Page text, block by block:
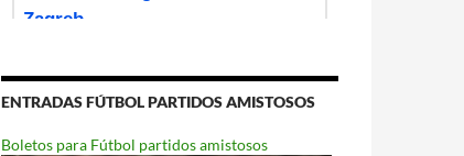
ENTRADAS FÚTBOL PARTIDOS AMISTOSOS
Boletos para Fútbol partidos amistosos